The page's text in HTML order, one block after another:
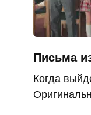
Письма
Когда